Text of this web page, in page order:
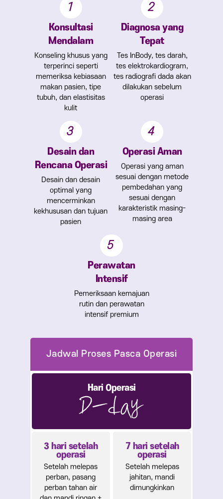
1
Konsultasi
Mendalam
Konseling khusus yang
terperinci seperti
memeriksa kebiasaan
makan pasien, tipe
tubuh, dan elastisitas
kulit
2
Diagnosa yang
Tepat
Tes InBody, tes darah,
tes elektrokardiogram,
tes radiografi dada akan
dilakukan sebelum
operasi
3
Desain dan
Rencana Operasi
Desain dan desain
optimal yang
mencerminkan
kekhususan dan tujuan
pasien
4
Operasi Aman
Operasi yang aman
sesuai dengan metode
pembedahan yang
sesuai dengan
karakteristik masing-
masing area
5
Perawatan
Intensif
Pemeriksaan kemajuan
rutin dan perawatan
intensif premium
Hari Operasi
3 hari setelah
operasi
Setelah melepas
perban, pasang
perban tahan air
7 hari setelah
operasi
Setelah melepas
jahitan, mandi
dimungkinkan